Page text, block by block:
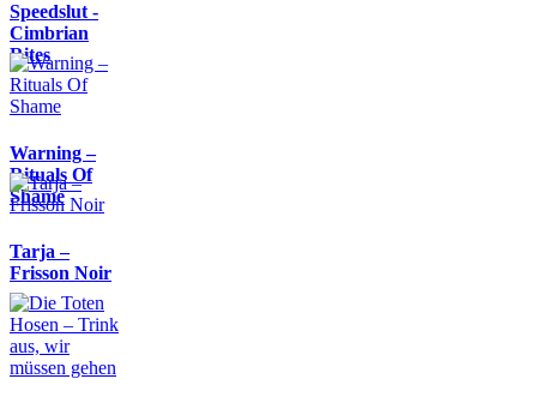
Speedslut -
Cimbrian
Rites
Warning –
Rituals Of
Shame
Tarja –
Frisson Noir